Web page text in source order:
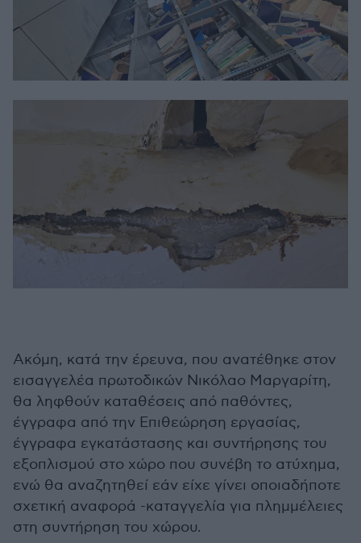
Ακόμη, κατά την έρευνα, που ανατέθηκε στον
εισαγγελέα πρωτοδικών Νικόλαο Μαργαρίτη,
θα ληφθούν καταθέσεις από παθόντες,
έγγραφα από την Επιθεώρηση εργασίας,
έγγραφα εγκατάστασης και συντήρησης του
εξοπλισμού στο χώρο που συνέβη το ατύχημα,
ενώ θα αναζητηθεί εάν είχε γίνει οποιαδήποτε
σχετική αναφορά -καταγγελία για πλημμέλειες
στη συντήρηση του χώρου.